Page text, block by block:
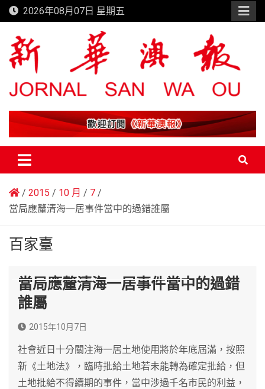
Skip
to
content
2026年08月07日 星期五
新華澳報
2015 10 月
7
當局應釐清海一居事件當中的過錯誰屬
百家臺
當局應釐清海一居事件當中的過錯
誰屬
2015年10月7日
社會近日十分關注海一居土地使用將於年底屆滿，按照
新《土地法》，臨時批給土地若未能轉為確定批給，但
土地批給不得續期的事件，當中涉過千名市民的利益，